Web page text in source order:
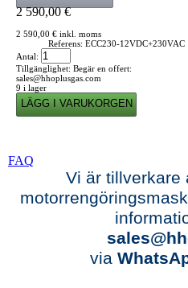
2 590,00 €
2 590,00 € inkl. moms
Referens: ECC230-12VDC+230VAC
Antal:
Tillgänglighet: Begär en offert:
sales@hhoplusgas.com
9 i lager
FAQ
Vi är tillverkare
via